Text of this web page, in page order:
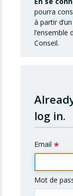
pourra
à partir
l’ensemble
Conseil.
log in.
Email
Mot de